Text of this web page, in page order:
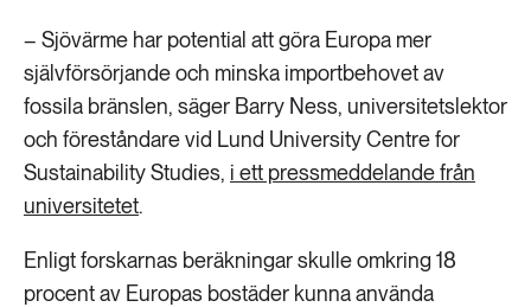
– Sjövärme har potential att göra Europa mer
självförsörjande och minska importbehovet av
fossila bränslen, säger Barry Ness, universitetslektor
och föreståndare vid Lund University Centre for
Sustainability Studies, i ett pressmeddelande från
universitetet.
Enligt forskarnas beräkningar skulle omkring 18
procent av Europas bostäder kunna använda